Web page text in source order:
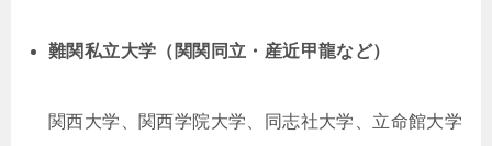
難関私立大学（関関同立・産近甲龍など）
関西大学、関西学院大学、同志社大学、立命館大学